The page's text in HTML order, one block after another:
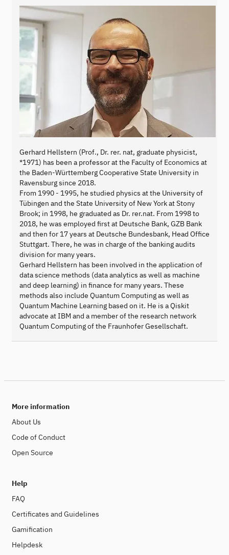
Gerhard Hellstern (Prof., Dr. rer. nat, graduate physicist,
*1971) has been a professor at the Faculty of Economics at
the Baden-Württemberg Cooperative State University in
Ravensburg since 2018.
From 1990 - 1995, he studied physics at the University of
Tübingen and the State University of New York at Stony
Brook; in 1998, he graduated as Dr. rer.nat. From 1998 to
2018, he was employed first at Deutsche Bank, GZB Bank
and then for 17 years at Deutsche Bundesbank, Head Office
Stuttgart. There, he was in charge of the banking audits
division for many years.
Gerhard Hellstern has been involved in the application of
data science methods (data analytics as well as machine
and deep learning) in finance for many years. These
methods also include Quantum Computing as well as
Quantum Machine Learning based on it. He is a Qiskit
advocate at IBM and a member of the research network
Quantum Computing of the Fraunhofer Gesellschaft.
More information
About Us
Code of Conduct
Open Source
Help
FAQ
Certificates and Guidelines
Gamification
Helpdesk